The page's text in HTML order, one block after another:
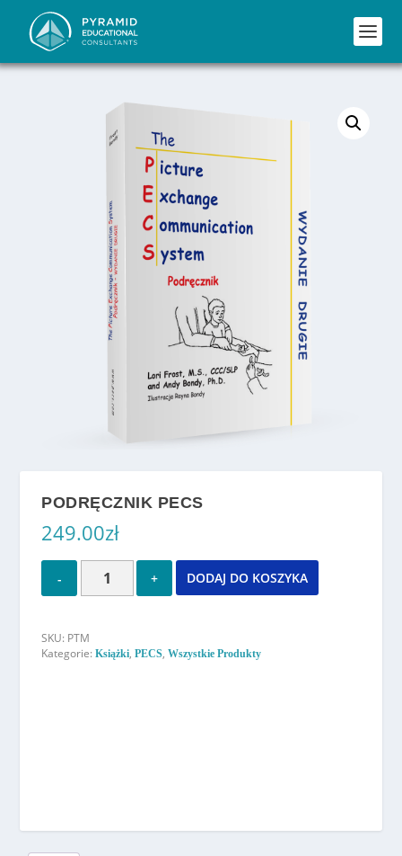
PODRĘCZNIK PECS
249.00zł
DODAJ DO KOSZYKA
SKU: PTM
Kategorie:Książki,PECS,Wszystkie Produkty